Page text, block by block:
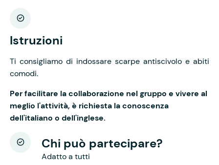
Istruzioni
Ti consigliamo di indossare scarpe antiscivolo e abiti
comodi.
Per facilitare la collaborazione nel gruppo e vivere al
meglio l'attività, è richiesta la conoscenza
dell'italiano o dell'inglese.
Chi può partecipare?
Adatto a tutti